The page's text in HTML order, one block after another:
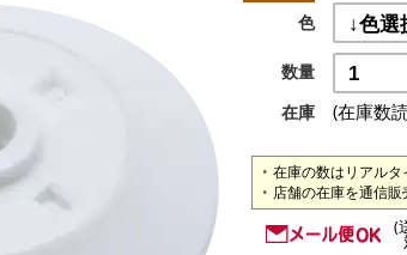
色
数量
在庫
(在庫数
在庫の数はリアルタ
店舗の在庫を通信販
(